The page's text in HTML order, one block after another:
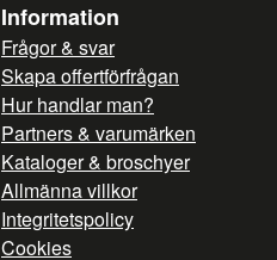
Information
Frågor & svar
Skapa offertförfrågan
Hur handlar man?
Partners & varumärken
Kataloger & broschyer
Allmänna villkor
Integritetspolicy
Cookies